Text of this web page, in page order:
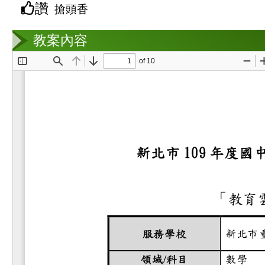
教案互動
讚 搶頭香
教案內容